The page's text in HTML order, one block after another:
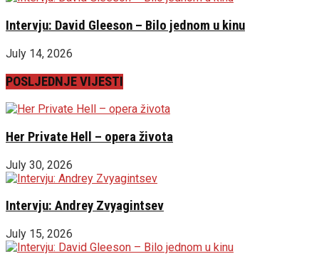
Intervju: David Gleeson – Bilo jednom u kinu
July 14, 2026
POSLJEDNJE VIJESTI
Her Private Hell – opera života
July 30, 2026
Intervju: Andrey Zvyagintsev
July 15, 2026